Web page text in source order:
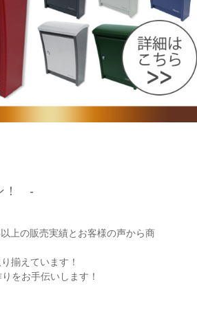
！ -
上の販売実績とお客様の声から商
揃えています！
をお手伝いします！